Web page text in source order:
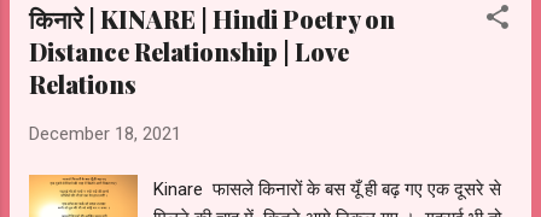
किनारे | KINARE | Hindi Poetry on
Distance Relationship | Love
Relations
December 18, 2021
Kinare फासले किनारों के बस यूँ ही बढ़ गए एक दूसरे से